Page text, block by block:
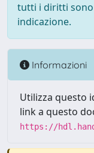
tutti i diritti sono
indicazione.
Informazioni
Utilizza questo
link a questo
https://